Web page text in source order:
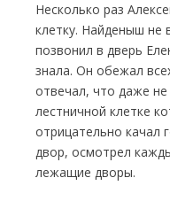
Несколько раз
клетку. Найденыш не
позвонил в дверь
знала. Он обежал
отвечал, что даже
лестничной клетке
отрицательно качал
двор, осмотрел
лежащие дворы.